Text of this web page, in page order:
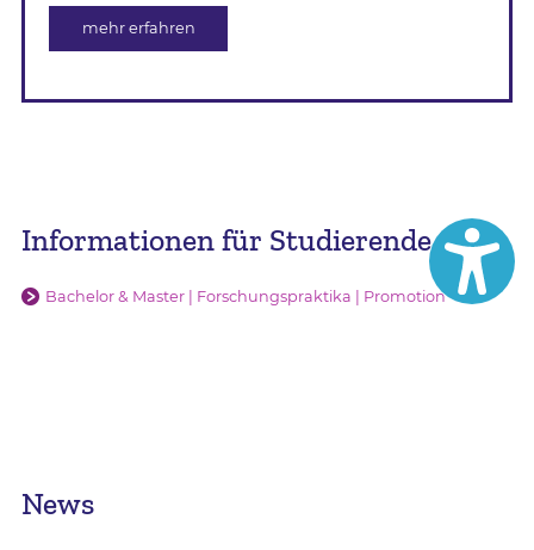
mehr erfahren
Informationen für Studierende
Bachelor & Master | Forschungspraktika | Promotion
News